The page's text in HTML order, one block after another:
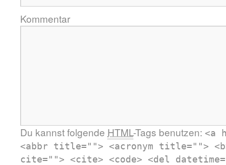
Kommentar
Du kannst folgende HTML-Tags benutzen: <a
<abbr title=""> <acronym title="">
cite=""> <cite> <code> <del